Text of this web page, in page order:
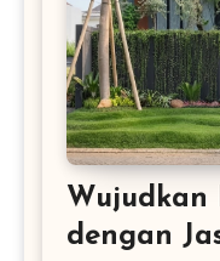
Wujudkan
dengan